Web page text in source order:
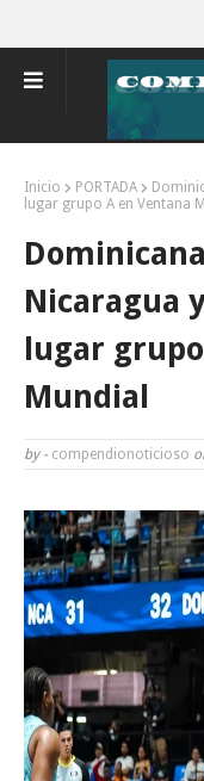
Inicio PORTADA
lugar grupo A en Ventana
Nicaragua
lugar
Mundial
by - compendionoticioso